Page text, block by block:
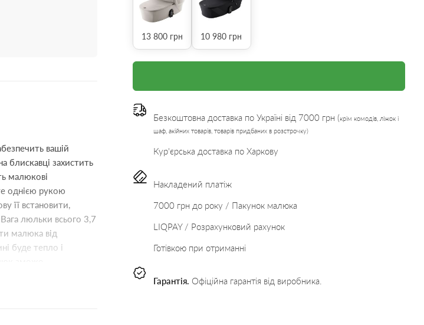
вашій
блискавці захистить
малюкові
однією рукою
її встановити,
люльки всього 3,7
малюка від
буде тепло і
13 800 грн 10 980 грн
Безкоштовна доставка по Україні від 7000 грн (крім комодів, ліжок і
шаф, акійних товарів, товарів придбаних в розстрочку)
Кур'єрська доставка по Харкову
Накладений платіж
7000 грн до року / Пакунок малюка
LIQPAY / Розрахунковий рахунок
Готівкою при отриманні
Гарантія. Офіційна гарантія від виробника.